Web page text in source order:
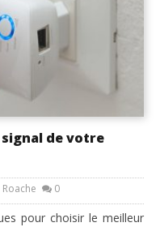
de votre
0
pour choisir le meilleur